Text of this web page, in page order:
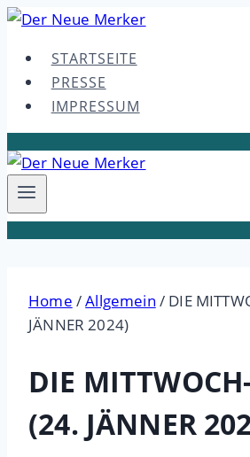
Skip
contentSTARTSEITE
PRESSE
IMPRESSUM
Home /Allgemein / DIE
JÄNNER 2024)
DIE
(24. JÄNNER